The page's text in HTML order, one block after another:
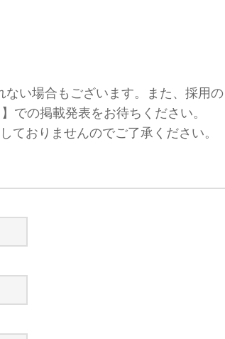
い場合もございます。また、採用
での掲載発表をお待ちください。
おりませんのでご了承ください。